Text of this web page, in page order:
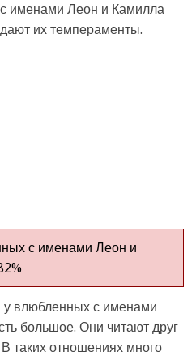
именами Леон и Камилла
их темпераменты.
с именами Леон и
у влюбленных с именами
большое. Они читают друг
В таких отношениях много